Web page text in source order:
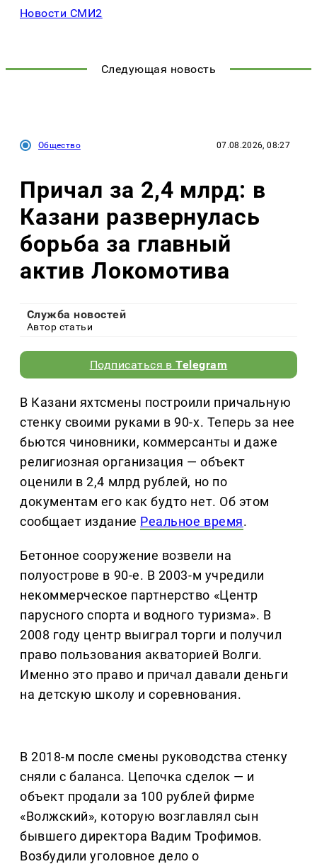
Новости СМИ2
Следующая новость
Общество 07.08.2026, 08:27
Причал за 2,4 млрд: в
Казани развернулась
борьба за главный
актив Локомотива
Служба новостей
Автор статьи
Подписаться вTelegram
В Казани яхтсмены построили причальную
стенку своими руками в 90-х. Теперь за нее
бьются чиновники, коммерсанты и даже
религиозная организация — объект
оценили в 2,4 млрд рублей, но по
документам его как будто нет. Об этом
сообщает издание Реальное время.
Бетонное сооружение возвели на
полуострове в 90-е. В 2003-м учредили
некоммерческое партнерство «Центр
парусного спорта и водного туризма». В
2008 году центр выиграл торги и получил
право пользования акваторией Волги.
Именно это право и причал давали деньги
на детскую школу и соревнования.
В 2018-м после смены руководства стенку
сняли с баланса. Цепочка сделок — и
объект продали за 100 рублей фирме
«Волжский», которую возглавлял сын
бывшего директора Вадим Трофимов.
Возбудили уголовное дело о